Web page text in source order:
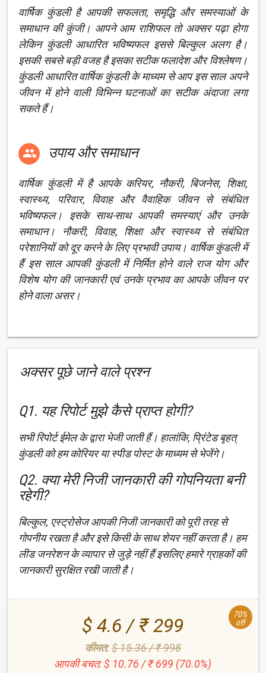
वार्षिक कुंडली है आपकी सफलता, समृद्धि और समस्याओं के
समाधान की कुंजी। आपने आम राशिफल तो अक्सर पढ़ा होगा
लेकिन कुंडली आधारित भविष्यफल इससे बिल्कुल अलग है।
इसकी सबसे बड़ी वजह है इसका सटीक फलादेश और विश्लेषण।
कुंडली आधारित वार्षिक कुंडली के माध्यम से आप इस साल अपने
जीवन में होने वाली विभिन्न घटनाओं का सटीक अंदाजा लगा
सकते हैं।
 उपाय और समाधान
वार्षिक कुंडली में है आपके करियर, नौकरी, बिजनेस, शिक्षा,
स्वास्थ्य, परिवार, विवाह और वैवाहिक जीवन से संबंधित
भविष्यफल। इसके साथ-साथ आपकी समस्याएं और उनके
समाधान। नौकरी, विवाह, शिक्षा और स्वास्थ्य से संबंधित
परेशानियों को दूर करने के लिए प्रभावी उपाय। वार्षिक कुंडली में
हैं इस साल आपकी कुंडली में निर्मित होने वाले राज योग और
विशेष योग की जानकारी एवं उनके प्रभाव का आपके जीवन पर
होने वाला असर।
अक्सर पूछे जाने वाले प्रश्न
Q1. यह रिपोर्ट मुझे कैसे प्राप्त होगी?
सभी रिपोर्ट ईमेल के द्वारा भेजी जाती हैं। हालांकि, प्रिंटेड बृहत्
कुंडली को हम कोरियर या स्पीड पोस्ट के माध्यम से भेजेंगे।
Q2. क्या मेरी निजी जानकारी की गोपनियता बनी
रहेगी?
बिल्कुल, एस्ट्रोसेज आपकी निजी जानकारी को पूरी तरह से
गोपनीय रखता है और इसे किसी के साथ शेयर नहीं करता है। हम
लीड जनरेशन के व्यापार से जुड़े नहीं हैं इसलिए हमारे ग्राहकों की
जानकारी सुरक्षित रखी जाती है।
70%
off
$ 4.6 / ₹ 299
कीमत:$ 15.36 / ₹ 998
आपकी बचत: $ 10.76 / ₹ 699 (70.0%)